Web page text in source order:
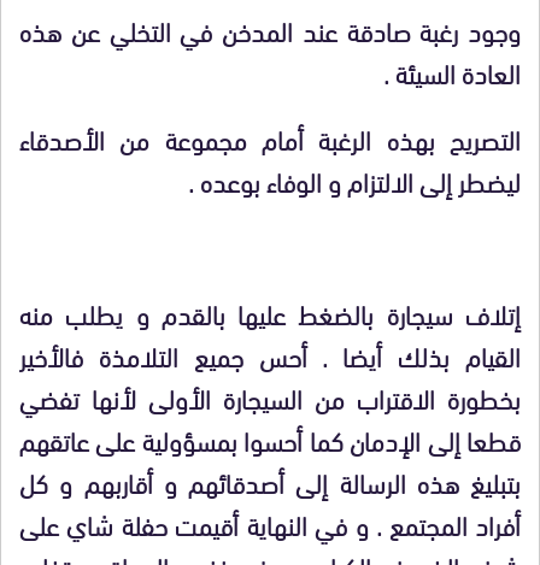
وجود رغبة صادقة عند المدخن في التخلي عن هذه
العادة السيئة .
التصريح بهذه الرغبة أمام مجموعة من الأصدقاء
ليضطر إلى الالتزام و الوفاء بوعده .
إتلاف سيجارة بالضغط عليها بالقدم و يطلب منه
القيام بذلك أيضا . أحس جميع التلامذة فالأخير
بخطورة الاقتراب من السيجارة الأولى لأنها تفضي
قطعا إلى الإدمان كما أحسوا بمسؤولية على عاتقهم
بتبليغ هذه الرسالة إلى أصدقائهم و أقاربهم و كل
أفراد المجتمع . و في النهاية أقيمت حفلة شاي على